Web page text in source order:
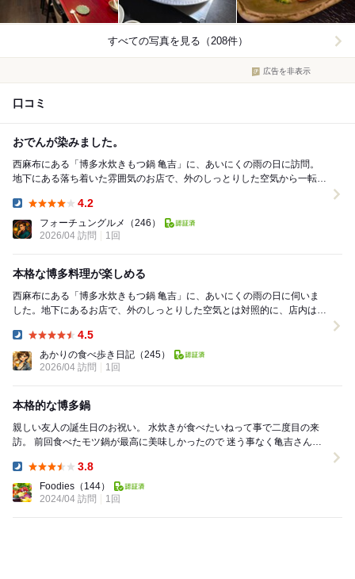
すべての写真を見る（208件）
広告を非表示
口コミ
おでんが染みました。
西麻布にある「博多水炊きもつ鍋 亀吉」に、あいにくの雨の日に訪問。
地下にある落ち着いた雰囲気のお店で、外のしっとりした空気から一転、
4.2
フォーチュングルメ
（246）
2026/04 訪問
1回
本格な博多料理が楽しめる
西麻布にある「博多水炊きもつ鍋 亀吉」に、あいにくの雨の日に伺いま
した。地下にあるお店で、外のしっとりした空気とは対照的に、店内はあ
4.5
あかりの食べ歩き日記 （245）
2026/04 訪問
1回
本格的な博多鍋
親しい友人の誕生日のお祝い。 水炊きが食べたいねって事で二度目の来
訪。 前回食べたモツ鍋が最高に美味しかったので 迷う事なく亀吉さんに
3.8
Foodies （144）
2024/04 訪問
1回